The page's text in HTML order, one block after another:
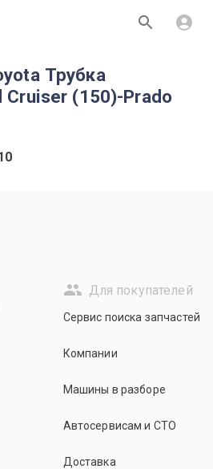
Трубка
Cruiser (150)-Prado
Для покупателей
Сервис поиска запчастей
Компании
Машины в разборе
Автосервисам и СТО
Доставка